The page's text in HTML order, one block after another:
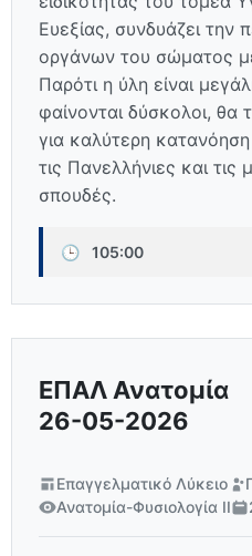
Ευεξίας, συνδυάζει την
οργάνων του σώματος
Παρότι η ύλη είναι
φαίνονται δύσκολοι, θα
για καλύτερη κατανόηση
τις Πανελλήνιες και τις
σπουδές.
🕒 105:00
ΕΠΑΛ Ανατομία
26-05-2026
Επαγγελματικό Λύκειο
Ανατομία-Φυσιολογία ΙΙ